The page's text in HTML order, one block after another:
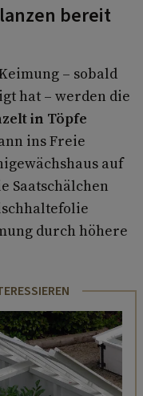
bereit
– sobald
hat – werden die
in Töpfe
ins Freie
auf
Saatschälchen
durch höhere